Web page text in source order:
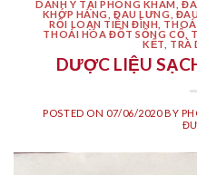
DANH Y TẠI PHÒNG KHÁM
,
KHỚP HÁNG
,ĐAU LƯNG
RỐI LOẠN TIỀN ĐÌNH
THOÁI HÓA ĐỐT SỐNG CỔ
KẾT
TRÀ
DƯỢC LIỆU
POSTED ON 07/06/2020BY